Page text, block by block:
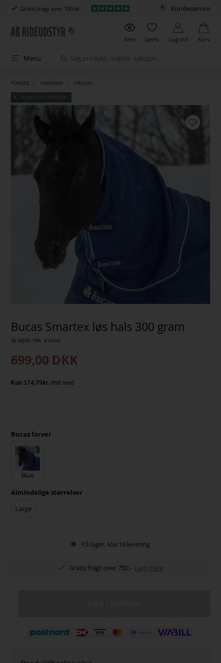
Gratis fragt over 750 kr. Kundeservice
Sete Gemt Log ind Kurv
Menu
FORSIDE >MÆRKER >BUCAS
TILBAGE TIL FORRIGE
Bucas Smartex løs hals 300 gram
SE MERE FRA BUCAS
699,00 DKK
Bucas farver
Blue
Almindelige størrelser
Large
På lager, klar til levering
Gratis fragt over 750,- Læs mere